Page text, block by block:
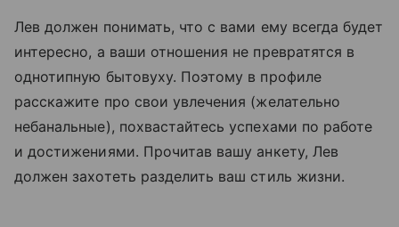
Лев должен понимать, что с вами ему всегда будет
интересно, а ваши отношения не превратятся в
однотипную бытовуху. Поэтому в профиле
расскажите про свои увлечения (желательно
небанальные), похвастайтесь успехами по работе
и достижениями. Прочитав вашу анкету, Лев
должен захотеть разделить ваш стиль жизни.